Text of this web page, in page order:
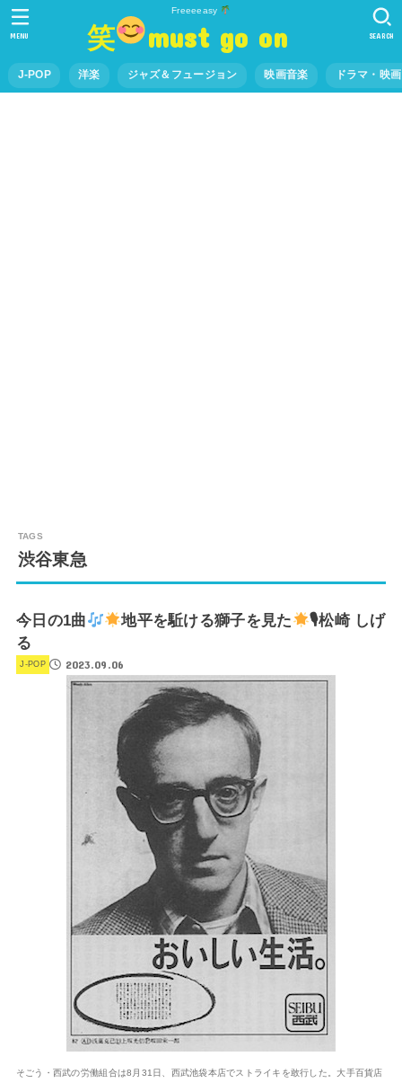
Freeeeasy
笑 must go on
J-POP 洋楽 ジャズ＆フュージョン 映画音楽 ドラマ・映
SEARCH
MENU
渋谷東急
今日の1曲 地平を駈ける獅子を見た
🎙松崎 しげ
る
J-POP 2023.09.06
そごう・西武の労働組合は8月31日、西武池袋本店でストライキを敢行した。大手百貨店